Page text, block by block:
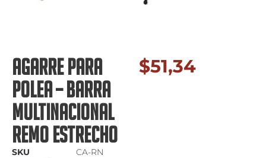
AGARRE PARA
POLEA – BARRA
MULTINACIONAL
REMO ESTRECHO
SKU
CA-RN
$51,34